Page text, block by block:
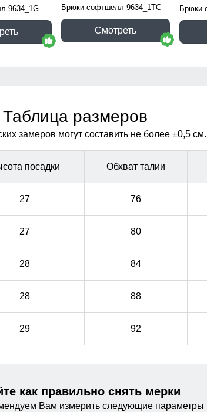
9634_1G Брюки софтшелл 9634_1TC
Смотреть
Брюки
Таблица размеров
замеров могут составить не более ±0,5
посадки Обхват талии
27 76
27 80
28 84
28 88
29 92
как правильно снять мерки
Вам измерить следующие